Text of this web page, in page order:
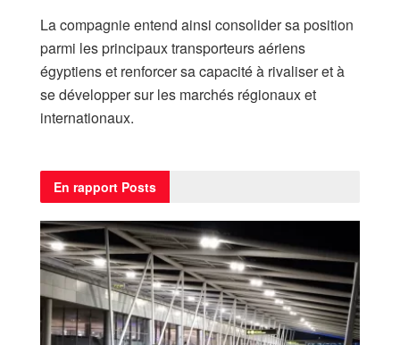
La compagnie entend ainsi consolider sa position
parmi les principaux transporteurs aériens
égyptiens et renforcer sa capacité à rivaliser et à
se développer sur les marchés régionaux et
internationaux.
En rapport Posts